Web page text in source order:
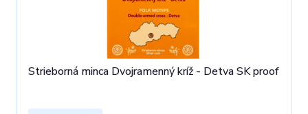
Strieborná minca Dvojramenný kríž - Detva SK proof